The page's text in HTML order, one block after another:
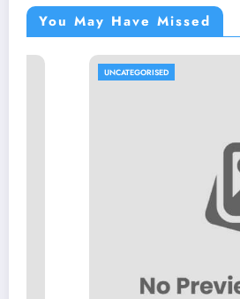
You May Have Missed
UNCATEGORISED